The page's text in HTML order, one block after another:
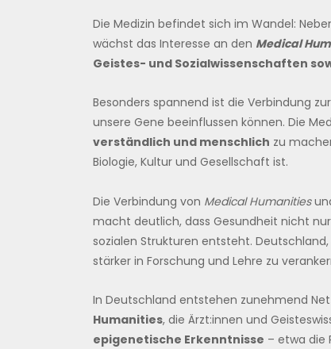
Die Medizin befindet sich im Wandel:
wächst das Interesse an den Medical
Geistes- und Sozialwissenschaften
Besonders spannend ist die Verbindung zur
unsere Gene beeinflussen können. Die
verständlich und menschlich zu
Biologie, Kultur und Gesellschaft ist.
Die Verbindung von Medical Humanities
macht deutlich, dass Gesundheit nicht
sozialen Strukturen entsteht.
stärker in Forschung und Lehre zu
In Deutschland entstehen zunehmend
Humanities, die Ärzt:innen und
epigenetische Erkenntnisse – etwa die